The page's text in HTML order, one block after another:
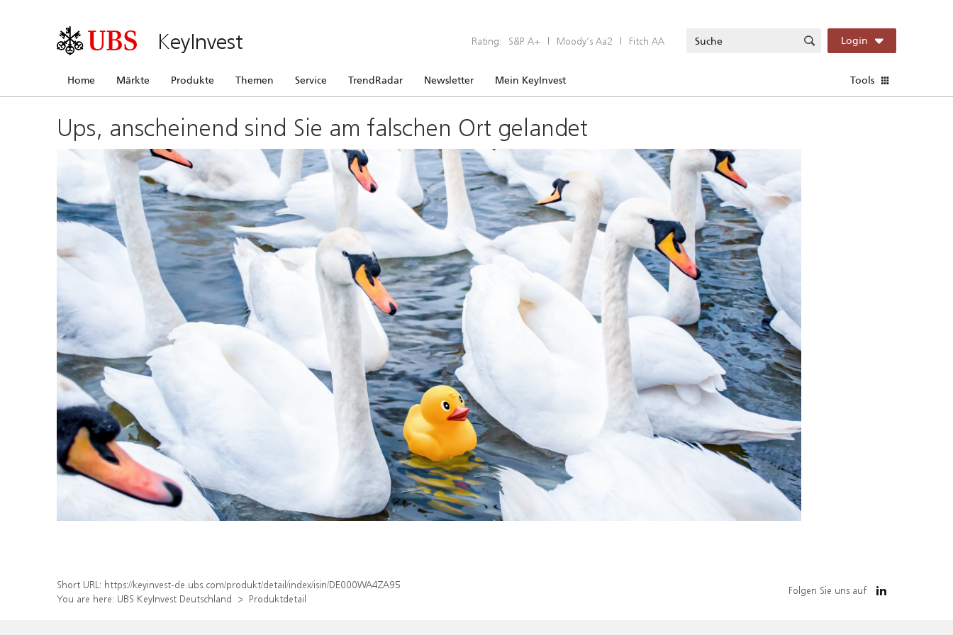
KeyInvest Rating: S&P A+ | Moody’s Aa2 | Fitch AA Login
Home Märkte Produkte Themen Service TrendRadar Newsletter Mein KeyInvest Tools
Ups, anscheinend sind Sie am falschen Ort gelandet
Short URL: https://keyinvest-de.ubs.com/produkt/detail/index/isin/DE000WA4ZA95
You are here: UBS KeyInvest Deutschland Produktdetail
Folgen Sie uns auf